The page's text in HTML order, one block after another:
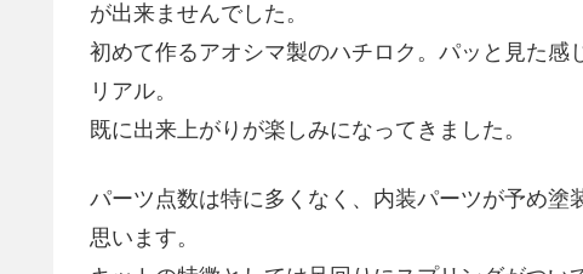
が出来ませんでした。
初めて作るアオシマ製のハチロク。パッと見た
リアル。
既に出来上がりが楽しみになってきました。
パーツ点数は特に多くなく、内装パーツが予め塗
思います。